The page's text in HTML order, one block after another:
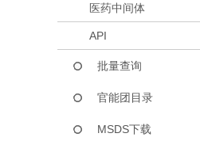
医药中间体
API
批量查询
官能团目录
MSDS下载